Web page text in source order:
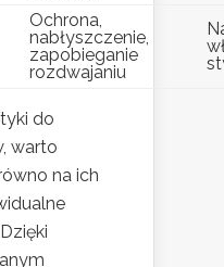
Ochrona,
nabłyszczenie,
zapobieganie
rozdwajaniu
do
warto
na ich